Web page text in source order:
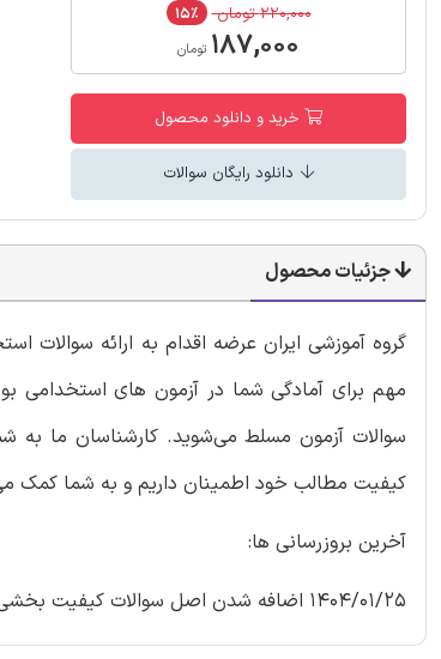
۲۲۰,۰۰۰ تومان ۱۵٪
۱۸۷,۰۰۰ تومان
خرید و دانلود محصول
دانلود رایگان سوالات
جزئیات محصول
گروه آموزشی ایران عرضه اقدام به ارائه سوالات
مهم برای آمادگی شما در آزمون های استخدامی
سوالات آزمون مسلط می‌شوید. کارشناسان ما به
کیفیت مطالب خود اطمینان داریم و به شما کمک
آخرین بروزرسانی ها:
1404/01/25 اضافه شدن اصل سوالات کیفیت بخشی 1403